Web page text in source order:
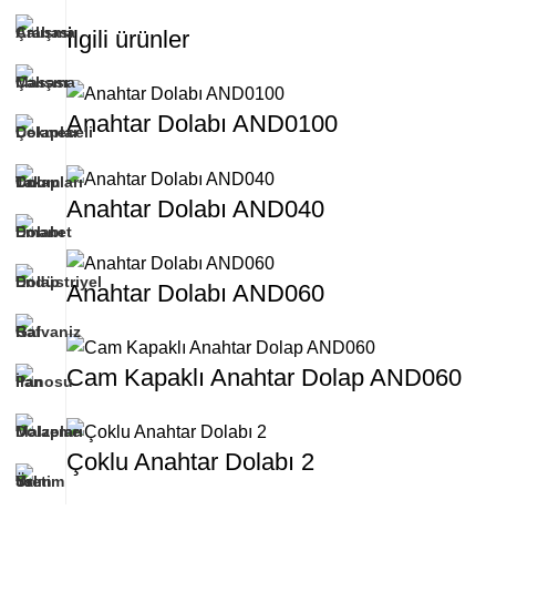
İlgili ürünler
Anahtar Dolabı AND0100
Anahtar Dolabı AND040
Anahtar Dolabı AND060
Cam Kapaklı Anahtar Dolap AND060
Çoklu Anahtar Dolabı 2